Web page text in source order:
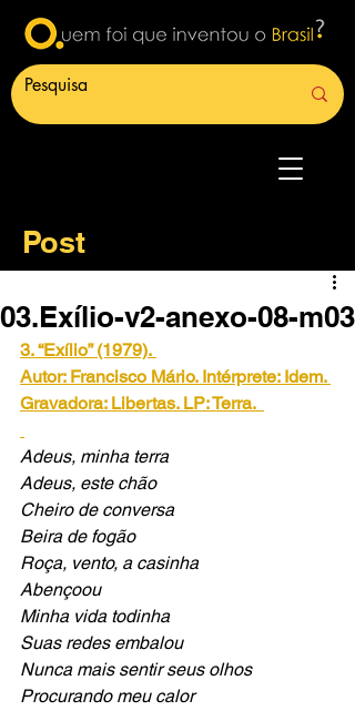
Post
03.Exílio-v2-anexo-08-m03
3. “Exílio” (1979).
Autor: Francisco Mário. Intérprete: Idem.
Gravadora: Libertas. LP: Terra.
Adeus, minha terra
Adeus, este chão
Cheiro de conversa
Beira de fogão
Roça, vento, a casinha
Abençoou
Minha vida todinha
Suas redes embalou
Nunca mais sentir seus olhos
Procurando meu calor